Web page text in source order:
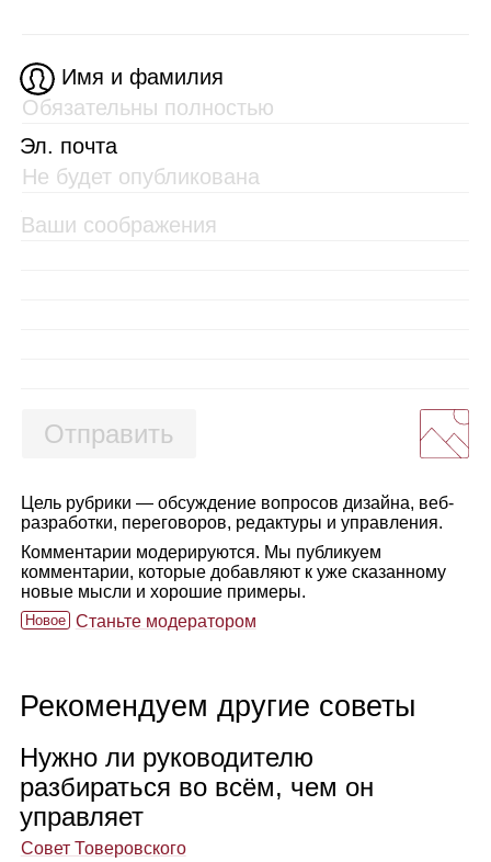
Имя и фамилия
Эл. почта
Отправить
Цель рубрики — обсуждение вопросов дизайна, веб-
разработки, переговоров, редактуры и управления.
Комментарии модерируются. Мы публикуем
комментарии, которые добавляют к уже сказанному
новые мысли и хорошие примеры.
Новое Станьте модератором
Рекомендуем другие советы
Нужно ли руко­во­ди­телю
раз­би­раться во всём, чем он
управ­ляет
Совет Товеровского